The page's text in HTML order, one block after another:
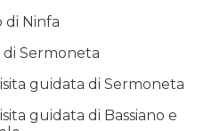
di Ninfa
di Sermoneta
guidata di Sermoneta
guidata di Bassiano e